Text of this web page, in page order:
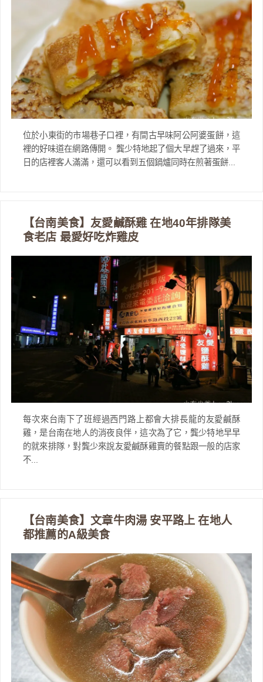
位於小東街的市場巷子口裡，有間古早味阿公阿婆蛋餅，這
裡的好味道在網路傳開。 龔少特地起了個大早趕了過來，平
日的店裡客人滿滿，還可以看到五個鍋爐同時在煎著蛋餅...
【台南美食】友愛鹹酥雞 在地40年排隊美
食老店 最愛好吃炸雞皮
每次來台南下了班經過西門路上都會大排長龍的友愛鹹酥
雞，是台南在地人的消夜良伴，這次為了它，龔少特地早早
的就來排隊，對龔少來說友愛鹹酥雞賣的餐點跟一般的店家
不...
【台南美食】文章牛肉湯 安平路上 在地人
都推薦的A級美食